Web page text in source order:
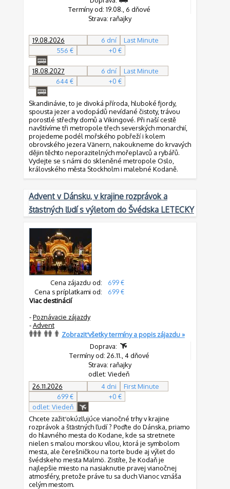
Termíny od: 19.08., 6 dňové
Strava: raňajky
19.08.2026 6 dní
Last Minute
556 €
+0 €
18.08.2027 6 dní
Last Minute
644 €
+0 €
Skandinávie, to je divoká příroda, hluboké fjordy,
spousta jezer a vodopádů nevídané čistoty, trávou
porostlé střechy domů a Vikingové. Při naší cestě
navštívíme tři metropole třech severských monarchií,
projedeme podél mořského pobřeží i kolem
obrovského jezera Vänern, nakoukneme do krvavých
dějin těchto neporazitelných mořeplavců a rybářů.
Vydejte se s námi do skleněné metropole Oslo,
královského města Stockholm i malebné Kodaně.
Advent v Dánsku, v krajine rozprávok a
šťastných ľudí s výletom do Švédska LETECKY
Cena zájazdu od:
699 €
Cena s príplatkami od:
699 €
Viac destinácií
-Poznávacie zájazdy
-Advent
Zobraziť všetky termíny a popis zájazdu »
Doprava:
Termíny od: 26.11., 4 dňové
Strava: raňajky
odlet: Viedeň
26.11.2026
4 dni
First Minute
699 €
+0 €
odlet: Viedeň
Chcete zažiť okúzľujúce vianočné trhy v krajine
rozprávok a šťastných ľudí ? Poďte do Dánska, priamo
do hlavného mesta do Kodane, kde sa stretnete
nielen s malou morskou vílou, ktorá je symbolom
mesta, ale čerešničkou na torte bude aj výlet do
švédskeho mesta Malmö. Zistíte, že Kodaň je
najlepšie miesto na nasiaknutie pravej vianočnej
atmosféry, pretože práve tu sa duch Vianoc vznáša
celým mestom.